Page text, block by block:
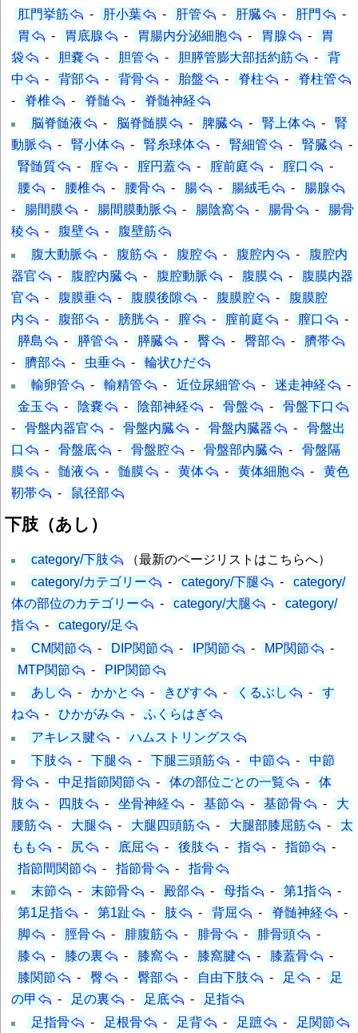
肛門挙筋
- 肝小葉 - 肝管 - 肝臓 - 肝門
-
胃
- 胃底腺 - 胃腸内分泌細胞 - 胃腺 -
胃
袋
- 胆嚢 - 胆管 - 胆膵管膨大部括約筋 -
背
中
- 背部 - 背骨 - 胎盤 - 脊柱 -
脊柱管
-
脊椎 - 脊髄 -
脊髄神経
脳脊髄液
- 脳脊髄膜 - 脾臓 - 腎上体 -
腎
動脈
- 腎小体 - 腎糸球体 - 腎細管 - 腎臓
-
腎髄質
- 腟 - 腟円蓋 - 腟前庭 - 腟口
-
腰
- 腰椎 - 腰骨 - 腸 - 腸絨毛 -
腸腺
-
腸間膜 - 腸間膜動脈 - 腸陰窩 - 腸骨 -
腸骨
稜
- 腹壁 -
腹壁筋
腹大動脈
- 腹筋 - 腹腔 - 腹腔内 -
腹腔内
器官
- 腹腔内臓 - 腹腔動脈 - 腹膜 -
腹膜内器
官
- 腹膜垂 - 腹膜後隙 - 腹膜腔 -
腹膜腔
内
- 腹部 - 膀胱 - 膣 - 膣前庭 - 膣口
-
膵島
- 膵管 - 膵臓 - 臀 - 臀部 -
臍帯
-
臍部 - 虫垂 -
輪状ひだ
輸卵管
- 輸精管 - 近位尿細管 - 迷走神経
-
金玉
- 陰嚢 - 陰部神経 - 骨盤 -
骨盤下口
-
骨盤内器官 - 骨盤内臓 - 骨盤内臓器 -
骨盤出
口
- 骨盤底 - 骨盤腔 - 骨盤部内臓 -
骨盤隔
膜
- 髄液 - 髄膜 - 黄体 - 黄体細胞 -
黄色
靭帯
- 鼠径部
下肢（あし）
category/下肢
（最新のページリストはこちらへ）
category/カテゴリー
- category/下腿 -
category/
体の部位のカテゴリー
- category/大腿 -
category/
指
-
category/足
CM関節
- DIP関節 - IP関節 - MP関節
-
MTP関節
-
PIP関節
あし
- かかと - きびす - くるぶし -
す
ね
- ひかがみ -
ふくらはぎ
アキレス腱
-
ハムストリングス
下肢
- 下腿 - 下腿三頭筋 - 中節 -
中節
骨
- 中足指節関節 - 体の部位ごとの一覧 -
体
肢
- 四肢 - 坐骨神経 - 基節 - 基節骨 -
大
腰筋
- 大腿 - 大腿四頭筋 - 大腿部膝屈筋 -
太
もも
- 尻 - 底屈 - 後肢 - 指 - 指節
-
指節間関節
- 指節骨 -
指骨
末節
- 末節骨 - 殿部 - 母指 - 第1指
-
第1足指
- 第1趾 - 肢 - 背屈 - 脊髄神経
-
脚
- 脛骨 - 腓腹筋 - 腓骨 - 腓骨頭
-
膝
- 膝の裏 - 膝窩 - 膝窩腱 - 膝蓋骨
-
膝関節
- 臀 - 臀部 - 自由下肢 - 足 -
足
の甲
- 足の裏 - 足底 -
足指
足指骨
- 足根骨 - 足背 - 足蹠 - 足関節